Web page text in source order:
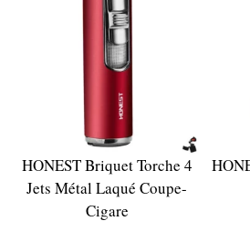
HONEST Briquet Torche 4
Jets Métal Laqué Coupe-
Cigare